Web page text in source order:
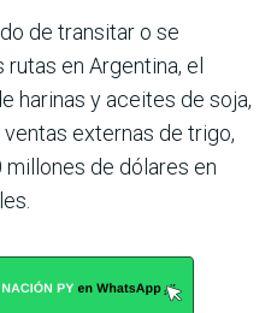
de transitar o se
en Argentina, el
harinas y aceites de soja,
externas de trigo,
millones de dólares en